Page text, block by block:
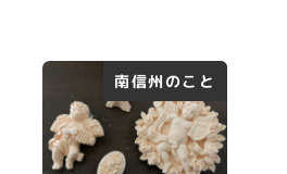
南信州のこと